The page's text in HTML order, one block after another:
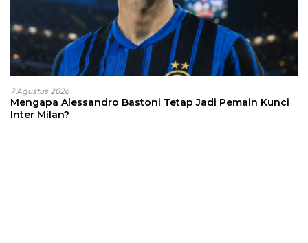
7 Agustus 2026
Mengapa Alessandro Bastoni Tetap Jadi Pemain Kunci
Inter Milan?